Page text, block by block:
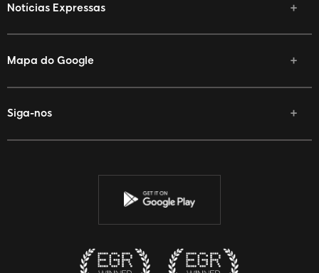
Notícias Expressas
Mapa do Google
Siga-nos
Facebook